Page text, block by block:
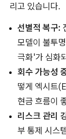
리고 있습니다.
선별적 복구:
모델이 불투
극화'가 심화
회수 가능성
떻게 엑시트
현금 흐름이
리스크 관리
부 통제 시스